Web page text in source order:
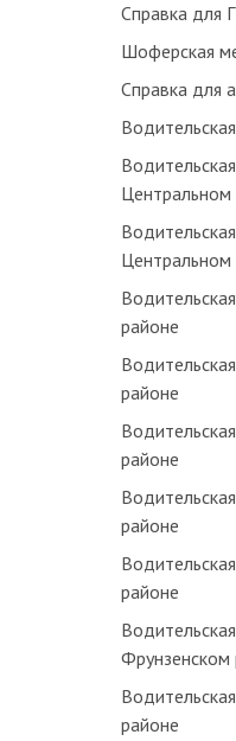
Справка для
Шоферская
Справка для
Центральном
Центральном
районе
районе
районе
районе
районе
Фрунзенском
районе